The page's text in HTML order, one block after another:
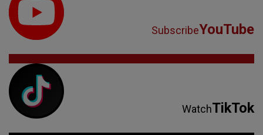
SubscribeYouTube
WatchTikTok